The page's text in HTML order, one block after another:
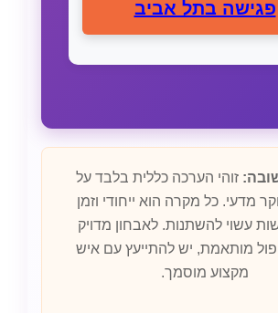
פגישה בתל אביב
זוהי הערכה כללית בלבד על
מדעי. כל מקרה הוא ייחודי וזמן
עשוי להשתנות. לאבחון מדויק
מותאמת, יש להתייעץ עם איש
מקצוע מוסמך.